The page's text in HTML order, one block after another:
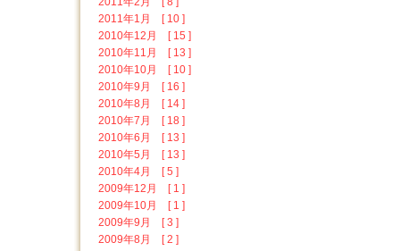
2011年1月 [ 10 ]
2010年12月 [ 15 ]
2010年11月 [ 13 ]
2010年10月 [ 10 ]
2010年9月 [ 16 ]
2010年8月 [ 14 ]
2010年7月 [ 18 ]
2010年6月 [ 13 ]
2010年5月 [ 13 ]
2010年4月 [ 5 ]
2009年12月 [ 1 ]
2009年10月 [ 1 ]
2009年9月 [ 3 ]
2009年8月 [ 2 ]